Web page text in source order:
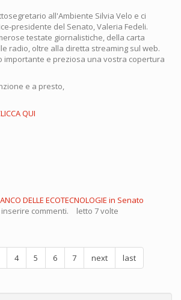
all'Ambiente Silvia Velo e ci
presidente del Senato, Valeria Fedeli.
testate giornalistiche, della carta
radio, oltre alla diretta streaming sul web.
importante e preziosa una vostra copertura
e a presto,
QUI
DELLE ECOTECNOLOGIE in Senato
commenti. letto 7 volte
4 5 6 7 next last